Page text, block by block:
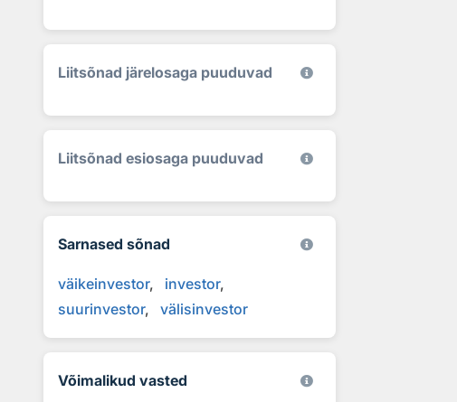
Liitsõnad järelosaga puuduvad
Liitsõnad esiosaga puuduvad
Sarnased sõnad
väikeinvestor
investor
suurinvestor
välisinvestor
Võimalikud vasted